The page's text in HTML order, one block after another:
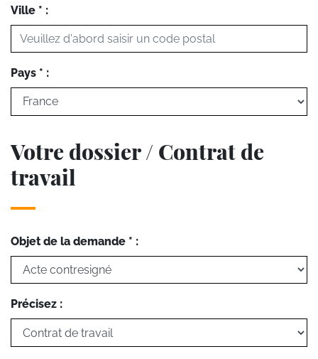
Ville * :
Pays * :
Votre dossier / Contrat de
travail
Objet de la demande * :
Précisez :